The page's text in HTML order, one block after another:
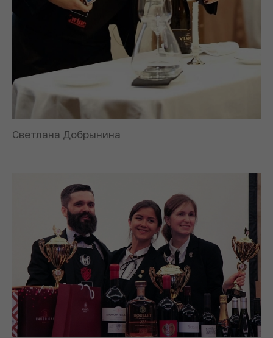
Светлана Добрынина